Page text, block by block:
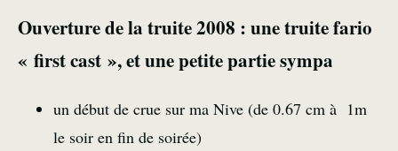
Ouverture de la truite 2008 : une truite fario
« first cast », et une petite partie sympa
un début de crue sur ma Nive (de 0.67 cm à 1m
le soir en fin de soirée)